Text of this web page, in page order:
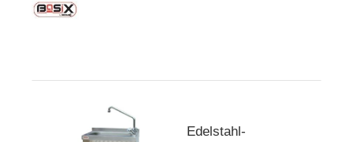
Edelstahl-